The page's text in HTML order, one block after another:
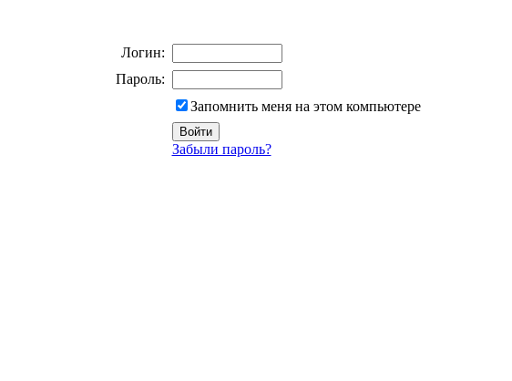
Логин:
Пароль:
Запомнить меня на этом компьютере
Забыли пароль?